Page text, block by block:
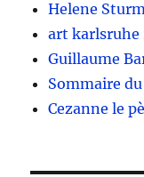
Helene
art karlsruhe
Guillaume
Sommaire
Cezanne le